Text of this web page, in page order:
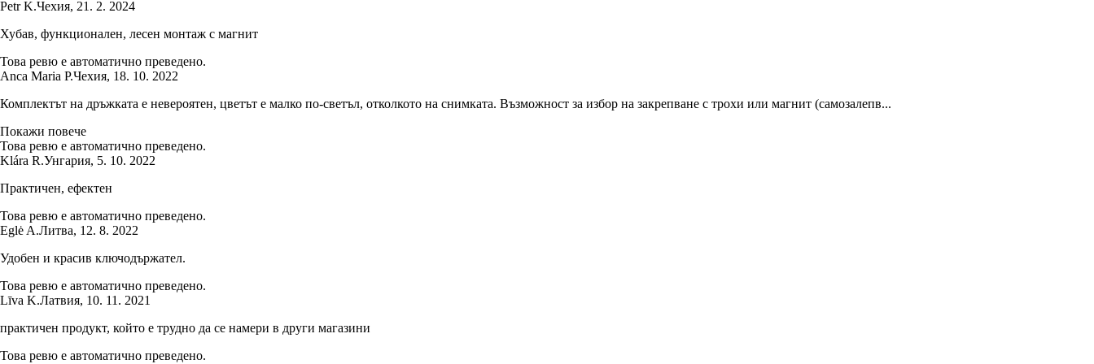
Petr K.Чехия, 21. 2. 2024
Хубав, функционален, лесен монтаж с магнит
Това ревю е автоматично преведено.
Anca Maria P.Чехия, 18. 10. 2022
Комплектът на дръжката е невероятен, цветът е малко по-светъл, отколкото на снимката. Възможност за избор на закрепване с трохи или магнит (самозалепв...
Покажи повече
Това ревю е автоматично преведено.
Klára R.Унгария, 5. 10. 2022
Практичен, ефектен
Това ревю е автоматично преведено.
Eglė A.Литва, 12. 8. 2022
Удобен и красив ключодържател.
Това ревю е автоматично преведено.
Līva K.Латвия, 10. 11. 2021
практичен продукт, който е трудно да се намери в други магазини
Това ревю е автоматично преведено.